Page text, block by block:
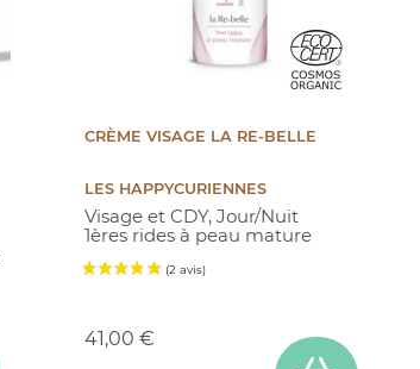
CRÈME VISAGE LA RE-BELLE
LES HAPPYCURIENNES
Visage et CDY, Jour/Nuit
1ères rides à peau mature
41,00 €